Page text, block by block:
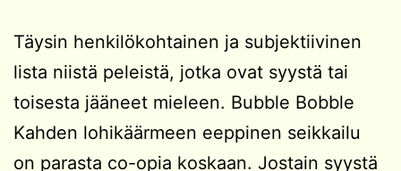
Täysin henkilökohtainen ja subjektiivinen
lista niistä peleistä, jotka ovat syystä tai
toisesta jääneet mieleen. Bubble Bobble
Kahden lohikäärmeen eeppinen seikkailu
on parasta co-opia koskaan. Jostain syystä